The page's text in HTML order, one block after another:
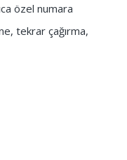
özel numara
tekrar çağırma,